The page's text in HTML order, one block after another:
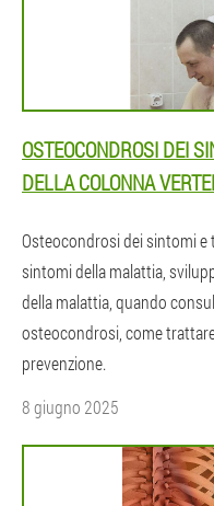
OSTEOCONDROSI DEI
DELLA COLONNA
Osteocondrosi dei sintomi
sintomi della malattia,
della malattia, quando
osteocondrosi, come
prevenzione.
8 giugno 2025